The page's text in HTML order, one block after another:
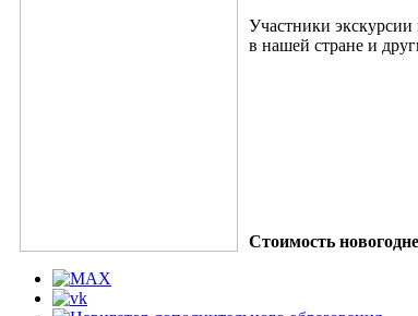
Участники
в нашей стране и
Стоимость